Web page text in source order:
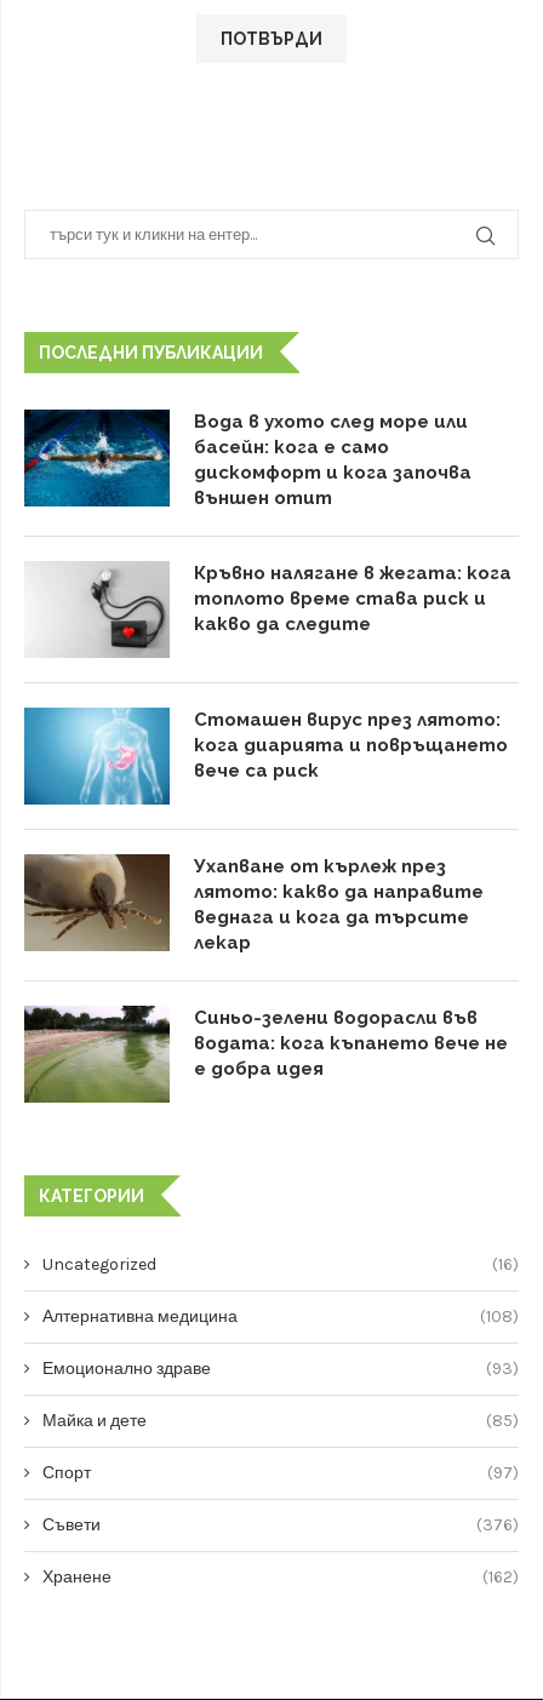
ПОСЛЕДНИ ПУБЛИКАЦИИ
Вода в ухото след море или
басейн: кога е само
дискомфорт и кога започва
външен отит
Кръвно налягане в жегата: кога
топлото време става риск и
какво да следите
Стомашен вирус през лятото:
кога диарията и повръщането
вече са риск
Ухапване от кърлеж през
лятото: какво да направите
веднага и кога да търсите
лекар
Синьо-зелени водорасли във
водата: кога къпането вече не
е добра идея
КАТЕГОРИИ
Uncategorized (16)
Алтернативна медицина (108)
Емоционално здраве (93)
Майка и дете (85)
Спорт (97)
Съвети (376)
Хранене (162)